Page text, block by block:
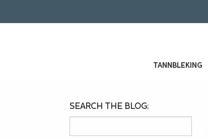
TANNBLEKING
SEARCH THE BLOG: